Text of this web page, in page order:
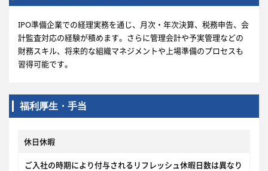
IPO準備企業での経理実務を通じ、月次・年次決算、税務申告、会
計監査対応の経験が積めます。さらに管理会計や予実管理などの
財務スキル、将来的な組織マネジメントや上場準備のプロセスも
習得可能です。
福利厚生・手当
休日休暇
ご入社の時期により付与されるリフレッシュ休暇日数は異なり